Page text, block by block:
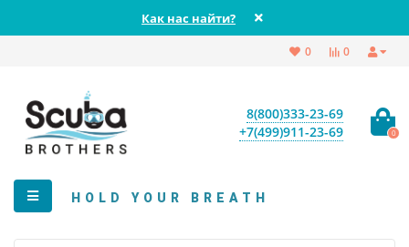
Как нас найти?
0
0
8(800)333-23-69
+7(499)911-23-69
0
HOLD YOUR BREATH